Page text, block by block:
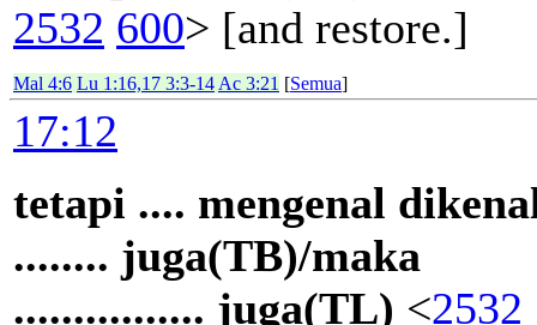
2532 600> [and restore.]
Mal 4:6 Lu 1:16,17 3:3-14 Ac 3:21 [Semua]
17:12
tetapi .... mengenal
........ juga(TB)/maka
................ juga(TL) <2532